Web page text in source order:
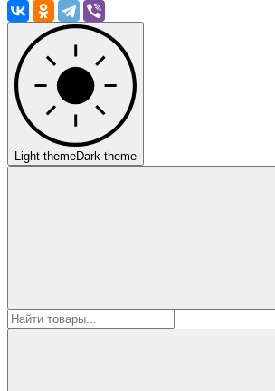
Light themeDark theme